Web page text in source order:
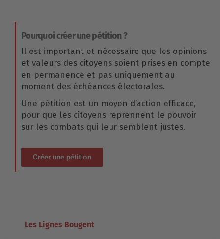
Pourquoi créer une pétition ?
Il est important et nécessaire que les opinions
et valeurs des citoyens soient prises en compte
en permanence et pas uniquement au
moment des échéances électorales.
Une pétition est un moyen d’action efficace,
pour que les citoyens reprennent le pouvoir
sur les combats qui leur semblent justes.
Créer une pétition
Les Lignes Bougent